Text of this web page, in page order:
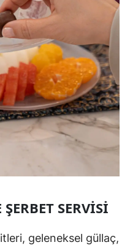
SERVISI
geleneksel güllaç,